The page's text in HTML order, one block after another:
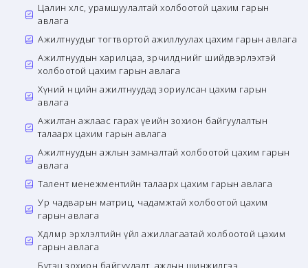
Цалин хөлс, урамшуулалтай холбоотой цахим гарын
авлага
Ажилтнуудыг тогтвортой ажиллуулах цахим гарын авлага
Ажилтнуудын харилцаа, зөрчилдөөнийг шийдвэрлэхтэй
холбоотой цахим гарын авлага
Хүний нөөцийн ажилтнуудад зориулсан цахим гарын
авлага
Ажилтан ажлаас гарах үеийн зохион байгуулалтын
талаарх цахим гарын авлага
Ажилтнуудын ажлын замналтай холбоотой цахим гарын
авлага
Талент менежментийн талаарх цахим гарын авлага
Ур чадварын матриц, чадамжтай холбоотой цахим
гарын авлага
Хөдөлмөр эрхлэлтийн үйл ажиллагаатай холбоотой цахим
гарын авлага
Бүтэц зохион байгуулалт, ажлын шинжилгээ,